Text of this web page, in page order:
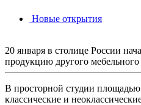
Новые открытия
20 января в столице России
продукцию другого мебельного
В просторной студии
классические и